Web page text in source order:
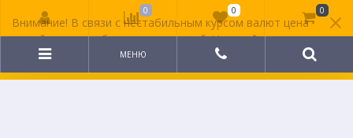
Внимание! В связи с нестабильным курсом валют цена
на сайте может быть неактуальной. Уточняйте
стоимость у менеджера.
МЕНЮ
0 0 0